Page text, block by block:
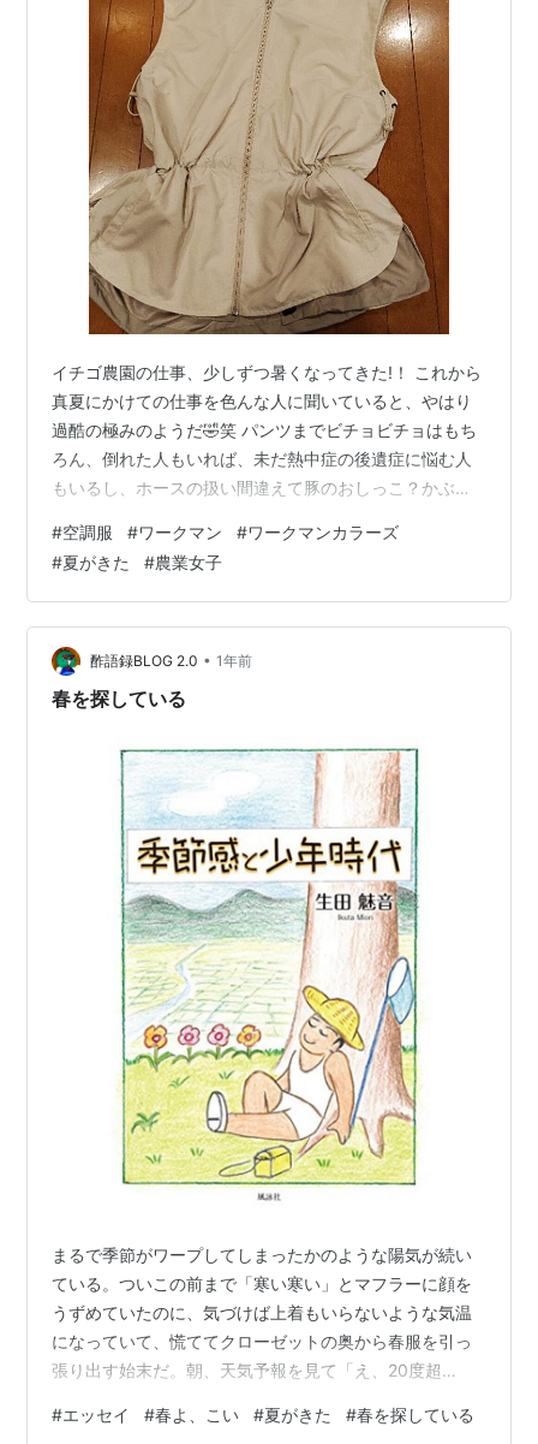
イチゴ農園の仕事、少しずつ暑くなってきた!！ これから
真夏にかけての仕事を色んな人に聞いていると、やはり
過酷の極みのようだ🤣笑 パンツまでビチョビチョはもち
ろん、倒れた人もいれば、未だ熱中症の後遺症に悩む人
もいるし、ホースの扱い間違えて豚のおしっこ？かぶっ
超えてるという噂で、完全にサウナでもう息ができない
らしい、、、 サウナというか、スプリンクラーがまわっ
てる解きもあるので湿度＋暑さのダブルパンチ、という
声も。。。 が、結局空調服かわなかった！という強者も
いて、そのコメントに光見いだしてる🤣 これからは少し
でも頭痛がしたらすぐ帰った方がいいと…
#空調服 #ワークマン #ワークマンカラーズ
#夏がきた #農業女子
酢語録BLOG 2.0 • 1年前
春を探している
まるで季節がワープしてしまったかのような陽気が続い
ている。ついこの前まで「寒い寒い」とマフラーに顔を
うずめていたのに、気づけば上着もいらないような気温
になっていて、慌ててクローゼットの奥から春服を引っ
張り出す始末だ。朝、天気予報を見て「え、20度超
ウンジャケットが手放せなかったことを考えると、あま
#エッセイ #春よ、こい #夏がきた #春を探している